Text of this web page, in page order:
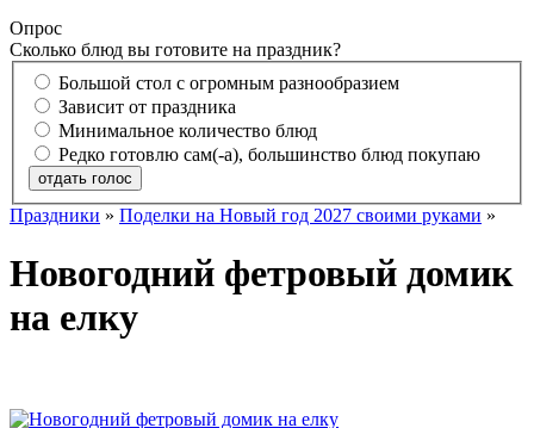
Опрос
Сколько блюд вы готовите на праздник?
Большой стол с огромным разнообразием
Зависит от праздника
Минимальное количество блюд
Редко готовлю сам(-а), большинство блюд покупаю
отдать голос
Праздники » Поделки на Новый год 2027 своими руками »
Новогодний фетровый домик
на елку